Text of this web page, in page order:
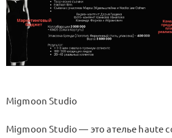
Migmoon Studio
Migmoon Studio — это ателье haute